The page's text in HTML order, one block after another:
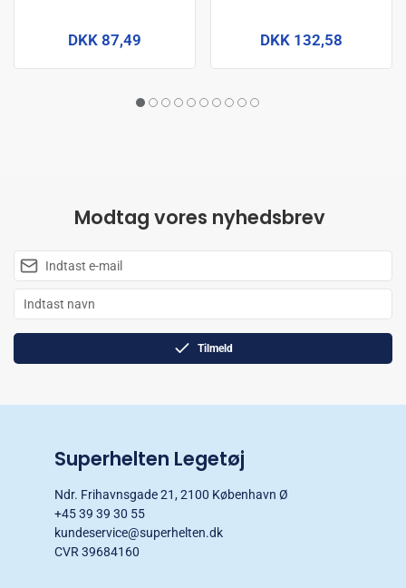
DKK 87,49 DKK 132,58
Modtag vores nyhedsbrev
Tilmeld
Superhelten Legetøj
Ndr. Frihavnsgade 21, 2100 København Ø
+45 39 39 30 55
kundeservice@superhelten.dk
CVR 39684160